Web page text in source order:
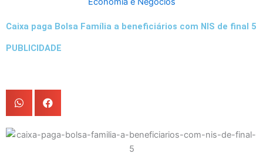
Caixa paga Bolsa Família a beneficiários com NIS de final 5
PUBLICIDADE